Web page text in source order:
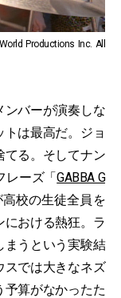
Productions Inc. All
バーが演奏しな
は最高だ。ジョ
てる。そしてナン
レーズ「GABBA G
校の生徒全員を
における熱狂。ラ
まうという実験結
スでは大きなネズ
予算がなかったた